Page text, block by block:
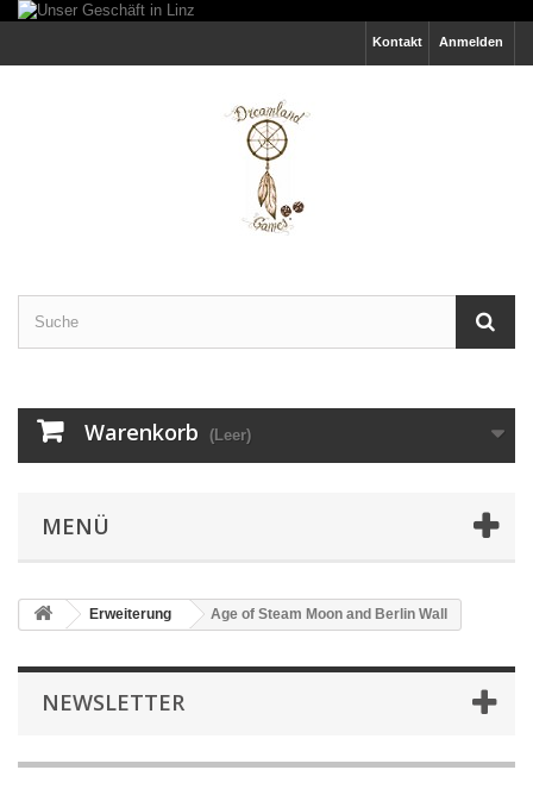
Anmelden
Kontakt
Warenkorb (Leer)
MENÜ
Erweiterung Age of Steam Moon and Berlin Wall
NEWSLETTER